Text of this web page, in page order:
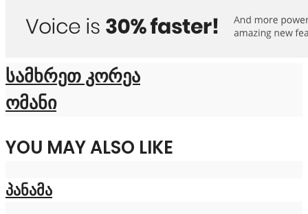
სამხრეთ კორეა
ომანი
YOU MAY ALSO LIKE
პანამა